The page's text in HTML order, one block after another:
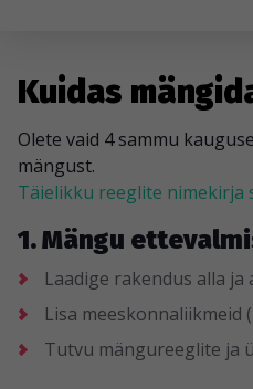
Kuidas
Olete vaid 4 sammu
mängust.
Täielikku reeglite nimekirja
1. Mängu
Laadige rakendus alla ja
Lisa meeskonnaliikmeid
Tutvu mängureeglite ja